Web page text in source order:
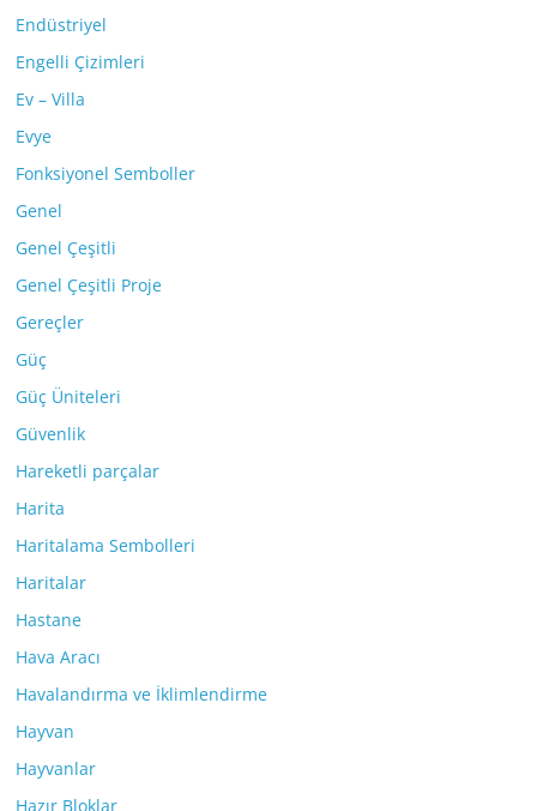
Endüstriyel
Engelli Çizimleri
Ev – Villa
Evye
Fonksiyonel Semboller
Genel
Genel Çeşitli
Genel Çeşitli Proje
Gereçler
Güç
Güç Üniteleri
Güvenlik
Hareketli parçalar
Harita
Haritalama Sembolleri
Haritalar
Hastane
Hava Aracı
Havalandırma ve İklimlendirme
Hayvan
Hayvanlar
Hazır Bloklar